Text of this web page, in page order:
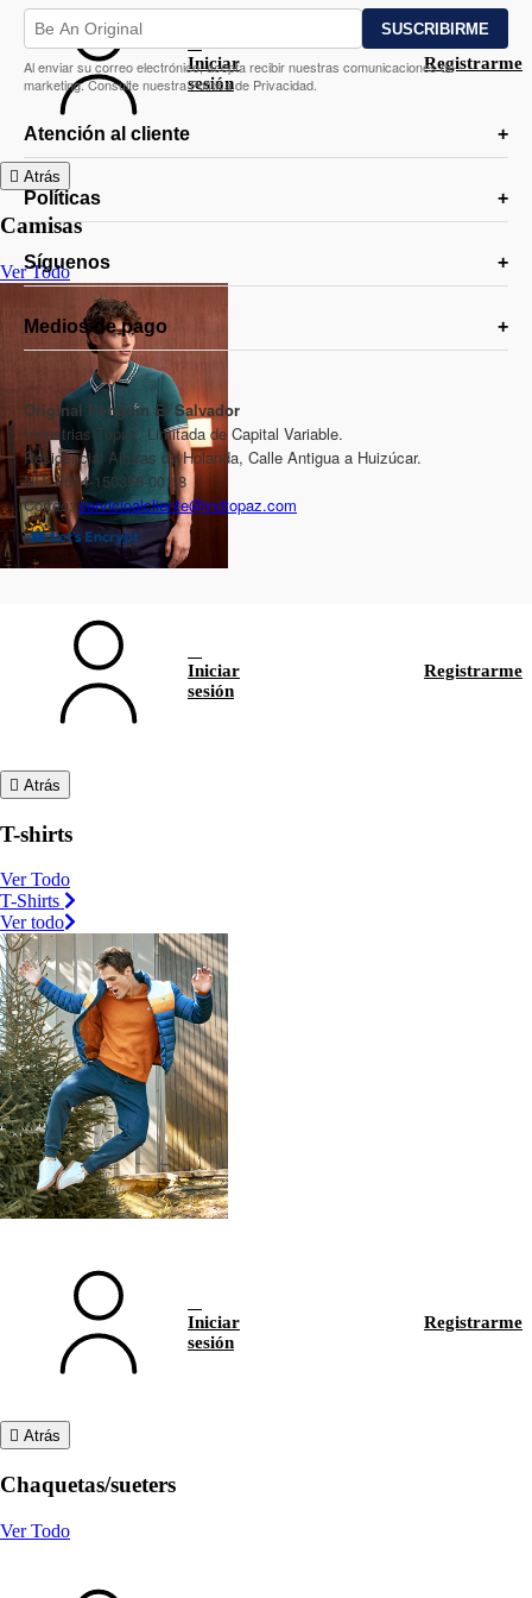
Iniciar
sesión
Registrarme
Atrás
Camisas
Ver Todo
Iniciar
sesión
Registrarme
Atrás
T-shirts
Ver Todo
T-Shirts
Ver todo
Iniciar
sesión
Registrarme
Atrás
Chaquetas/sueters
Ver Todo
Al enviar su correo electrónico, acepta recibir nuestras comunicaciones de
marketing. Consulte nuestra Política de Privacidad.
Atención al cliente
Políticas
Síguenos
Medios de pago
Original Penguin El Salvador
Industrias Topaz, Limitada de Capital Variable.
Residencial Alturas de Holanda, Calle Antigua a Huizúcar.
NIT: 0614-150356-001-8
Correo: servicioalcliente@indtopaz.com